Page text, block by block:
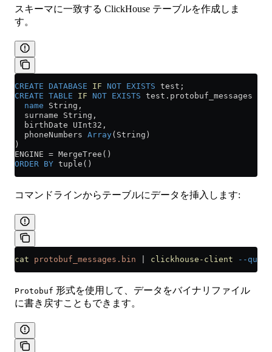
スキーマに一致する ClickHouse テーブルを作成しま
す。
CREATE DATABASE IF NOT EXISTS test;
CREATE TABLE IF NOT EXISTS test . protobuf_messages
  name
String,
  surname String,
  birthDate UInt32,
  phoneNumbers
Array(String)
)
ENGINE = MergeTree()
ORDER BY tuple()
コマンドラインからテーブルにデータを挿入します:
cat protobuf_messages.bin clickhouse-client --query
Protobuf 形式を使用して、データをバイナリファイル
に書き戻すこともできます。